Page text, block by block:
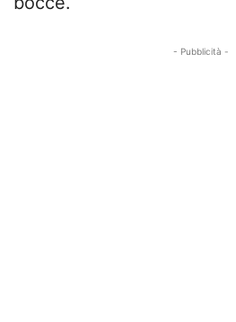
- Pubblicità -